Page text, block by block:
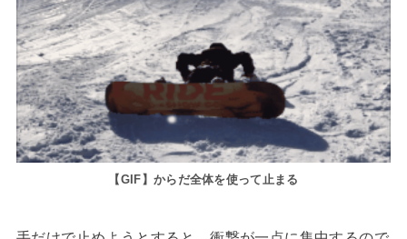
【GIF】からだ全体を使って止まる